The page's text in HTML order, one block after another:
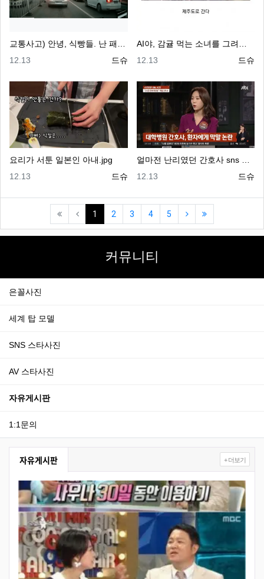
교통사고) 안녕, 식빵들. 난 패티라고 해.gif
등록자
드슈
등록일
12.13
AI야, 감귤 먹는 소녀를 그려줘~!.jpg
등록자
드슈
등록일
12.13
요리가 서툰 일본인 아내.jpg
등록자
드슈
등록일
12.13
등록자
드슈
등록일
12.13
1 (current)
2 3 4 5 (next)(last)
커뮤니티
은꼴사진
세계 탑 모델
SNS 스타사진
AV 스타사진
자유게시판
1:1문의
자유게시판 + 더보기